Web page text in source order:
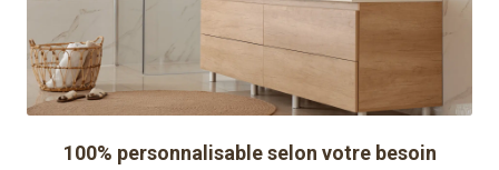
100% personnalisable selon votre besoin